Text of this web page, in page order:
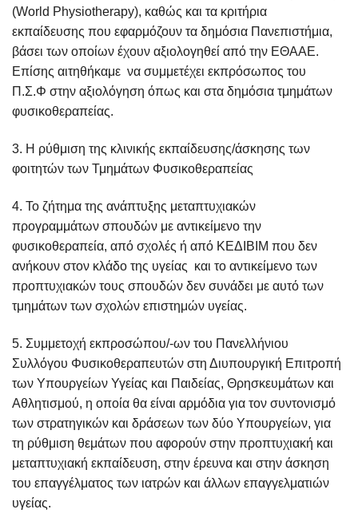
(World Physiotherapy), καθώς και τα κριτήρια
εκπαίδευσης που εφαρμόζουν τα δημόσια Πανεπιστήμια,
βάσει των οποίων έχουν αξιολογηθεί από την ΕΘΑΑΕ.
Επίσης αιτηθήκαμε να συμμετέχει εκπρόσωπος του
Π.Σ.Φ στην αξιολόγηση όπως και στα δημόσια τμημάτων
φυσικοθεραπείας.
3. Η ρύθμιση της κλινικής εκπαίδευσης/άσκησης των
φοιτητών των Τμημάτων Φυσικοθεραπείας
4. Το ζήτημα της ανάπτυξης μεταπτυχιακών
προγραμμάτων σπουδών με αντικείμενο την
φυσικοθεραπεία, από σχολές ή από ΚΕΔΙΒΙΜ που δεν
ανήκουν στον κλάδο της υγείας και το αντικείμενο των
προπτυχιακών τους σπουδών δεν συνάδει με αυτό των
τμημάτων των σχολών επιστημών υγείας.
5. Συμμετοχή εκπροσώπου/-ων του Πανελλήνιου
Συλλόγου Φυσικοθεραπευτών στη Διυπουργική Επιτροπή
των Υπουργείων Υγείας και Παιδείας, Θρησκευμάτων και
Αθλητισμού, η οποία θα είναι αρμόδια για τον συντονισμό
των στρατηγικών και δράσεων των δύο Υπουργείων, για
τη ρύθμιση θεμάτων που αφορούν στην προπτυχιακή και
μεταπτυχιακή εκπαίδευση, στην έρευνα και στην άσκηση
του επαγγέλματος των ιατρών και άλλων επαγγελματιών
υγείας.